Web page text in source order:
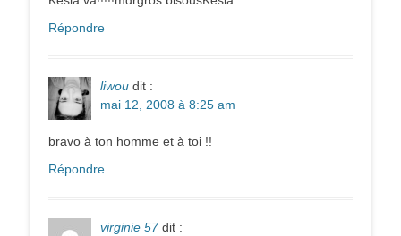
Répondre
liwou dit :
mai 12, 2008 à 8:25 am
bravo à ton homme et à toi !!
Répondre
virginie 57 dit :